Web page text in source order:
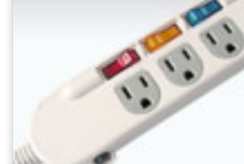
3.基板指示燈(選配) Surge Protect
本產品加裝突波基板,能有效吸收異常
壓穩定狀態,保護電器用品,延長使用壽
4.過載保護自動斷電紅燈開關
Breaker And Lighted Switch
使用中若自動斷電開關跳脫,表示使用
將暫時不需使用之插座開關關閉,等一